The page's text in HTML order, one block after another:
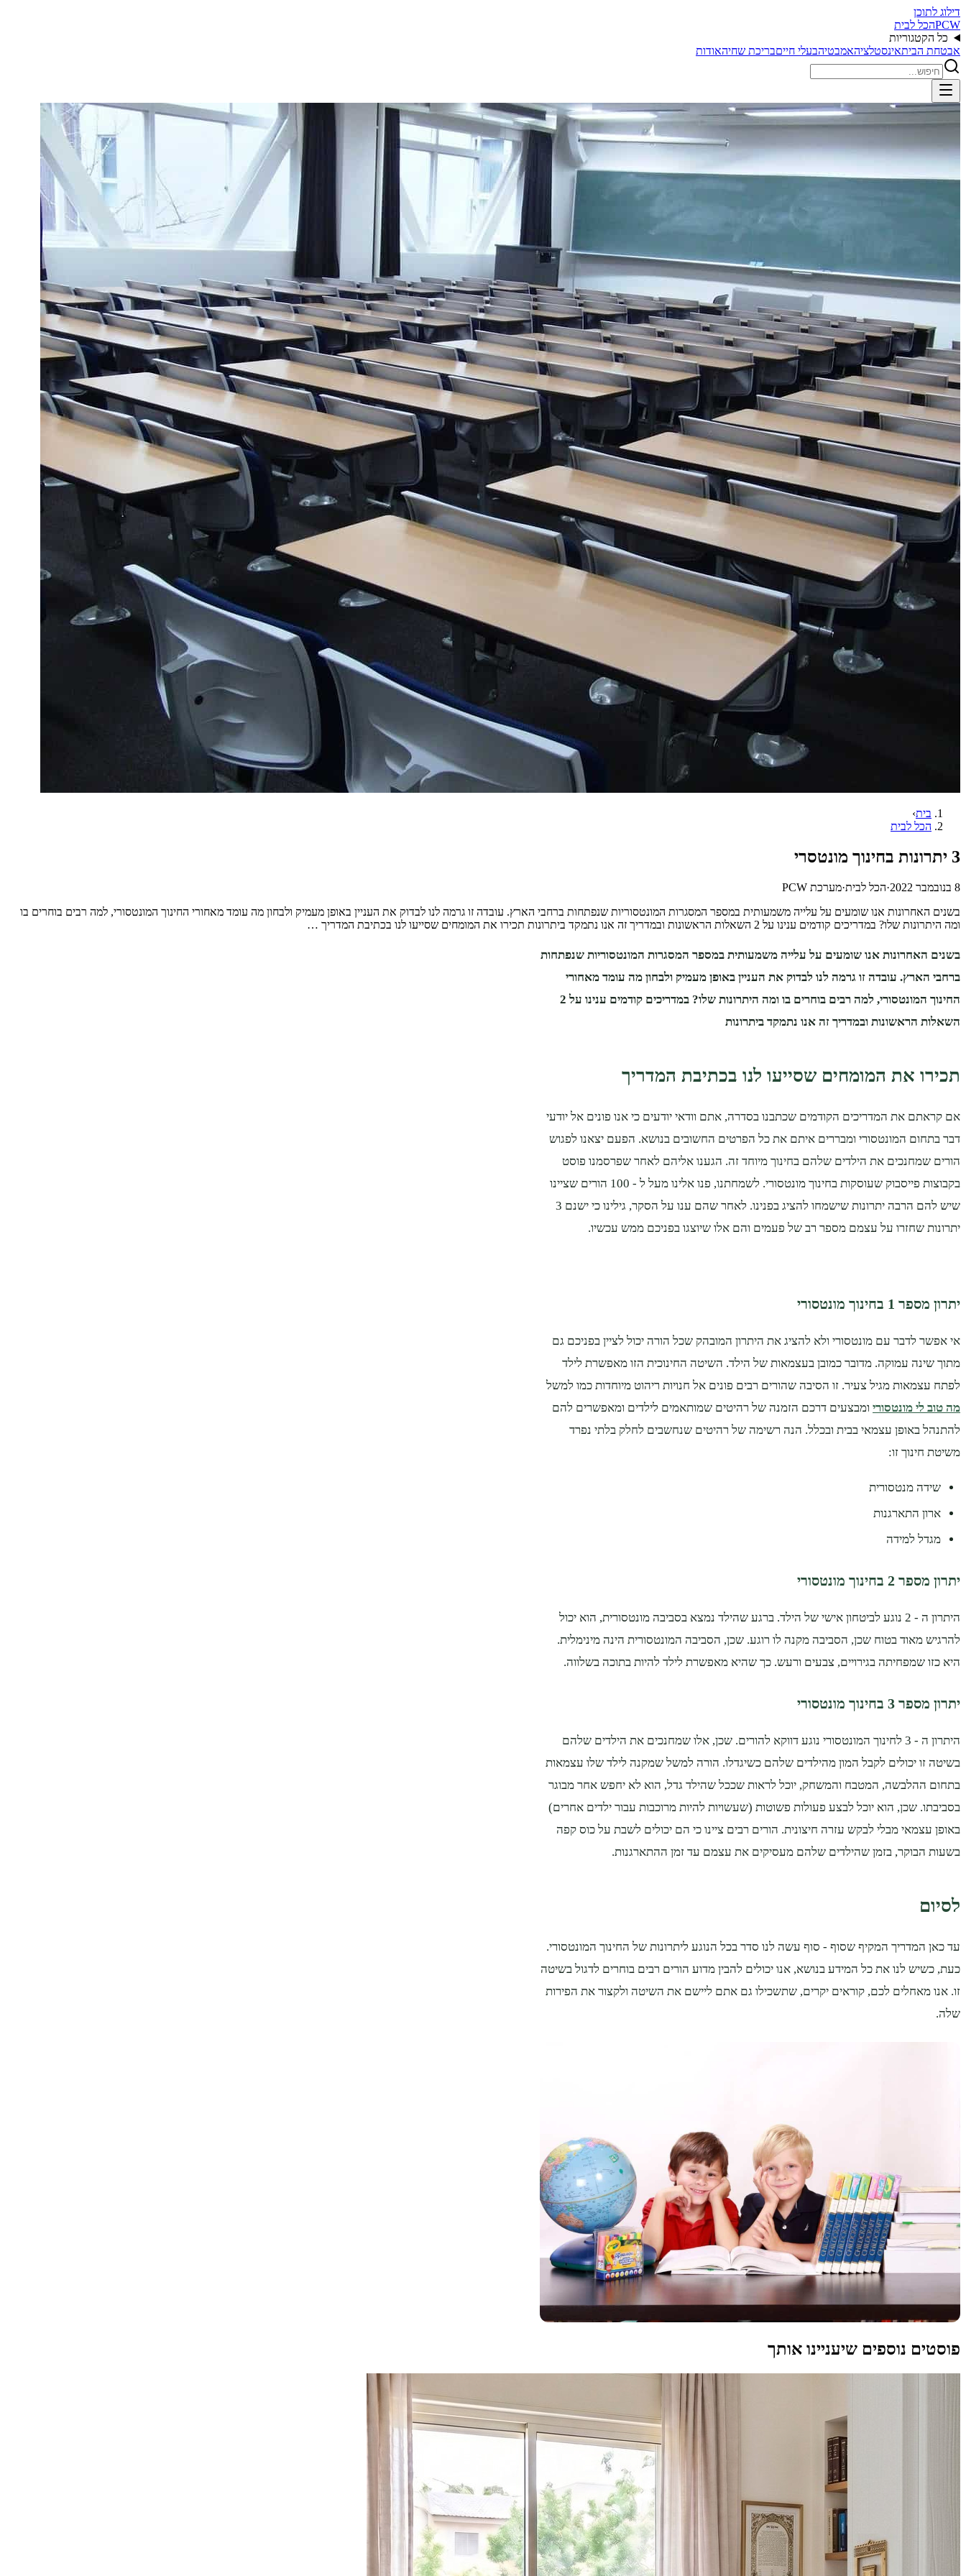
דילוג לתוכן
PCWהכל לבית
כל הקטגוריות
אבטחת הביתאינסטלציהאמבטיהבעלי חייםבריכת שחיהאודות
בית›
הכל לבית
3 יתרונות בחינוך מונטסרי
8 בנובמבר 2022 ·הכל לבית·מערכת PCW
בשנים האחרונות אנו שומעים על עלייה משמעותית במספר המסגרות המונטסוריות שנפתחות ברחבי הארץ. עובדה זו גרמה לנו לבדוק את העניין באופן מעמיק ולבחון מה עומד מאחורי החינוך המונטסורי, למה רבים בוחרים בו
ומה היתרונות שלו? במדריכים קודמים ענינו על 2 השאלות הראשונות ובמדריך זה אנו נתמקד ביתרונות תכירו את המומחים שסייעו לנו בכתיבת המדריך …
בשנים האחרונות אנו שומעים על עלייה משמעותית במספר המסגרות המונטסוריות שנפתחות
ברחבי הארץ. עובדה זו גרמה לנו לבדוק את העניין באופן מעמיק ולבחון מה עומד מאחורי
החינוך המונטסורי, למה רבים בוחרים בו ומה היתרונות שלו? במדריכים קודמים ענינו על 2
השאלות הראשונות ובמדריך זה אנו נתמקד ביתרונות
תכירו את המומחים שסייעו לנו בכתיבת המדריך
אם קראתם את המדריכים הקודמים שכתבנו בסדרה, אתם וודאי יודעים כי אנו פונים אל יודעי
דבר בתחום המונטסורי ומבררים איתם את כל הפרטים החשובים בנושא. הפעם יצאנו לפגוש
הורים שמחנכים את הילדים שלהם בחינוך מיוחד זה. הגענו אליהם לאחר שפרסמנו פוסט
בקבוצות פייסבוק שעוסקות בחינוך מונטסורי. לשמחתנו, פנו אלינו מעל ל - 100 הורים שציינו
שיש להם הרבה יתרונות שישמחו להציג בפנינו. לאחר שהם ענו על הסקר, גילינו כי ישנם 3
יתרונות שחזרו על עצמם מספר רב של פעמים והם אלו שיוצגו בפניכם ממש עכשיו.
יתרון מספר 1 בחינוך מונטסורי
אי אפשר לדבר עם מונטסורי ולא להציג את היתרון המובהק שכל הורה יכול לציין בפניכם גם
מתוך שינה עמוקה. מדובר כמובן בעצמאות של הילד. השיטה החינוכית הזו מאפשרת לילד
לפתח עצמאות מגיל צעיר. זו הסיבה שהורים רבים פונים אל חנויות ריהוט מיוחדות כמו למשל
מה טוב לי מונטסורי ומבצעים דרכם הזמנה של רהיטים שמותאמים לילדים ומאפשרים להם
להתנהל באופן עצמאי בבית ובכלל. הנה רשימה של רהיטים שנחשבים לחלק בלתי נפרד
משיטת חינוך זו:
שידה מנטסורית
ארון התארגנות
מגדל למידה
יתרון מספר 2 בחינוך מונטסורי
היתרון ה - 2 נוגע לביטחון אישי של הילד. ברגע שהילד נמצא בסביבה מונטסורית, הוא יכול
להרגיש מאוד בטוח שכן, הסביבה מקנה לו רוגע. שכן, הסביבה המונטסורית הינה מינימלית.
היא כזו שמפחיתה בגירויים, צבעים ורעש. כך שהיא מאפשרת לילד להיות בתוכה בשלווה.
יתרון מספר 3 בחינוך מונטסורי
היתרון ה - 3 לחינוך המונטסורי נוגע דווקא להורים. שכן, אלו שמחנכים את הילדים שלהם
בשיטה זו יכולים לקבל המון מהילדים שלהם כשיגדלו. הורה למשל שמקנה לילד שלו עצמאות
בתחום ההלבשה, המטבח והמשחק, יוכל לראות שככל שהילד גדל, הוא לא יחפש אחר מבוגר
בסביבתו. שכן, הוא יוכל לבצע פעולות פשוטות (שעשויות להיות מרוכבות עבור ילדים אחרים)
באופן עצמאי מבלי לבקש עזרה חיצונית. הורים רבים ציינו כי הם יכולים לשבת על כוס קפה
בשעות הבוקר, בזמן שהילדים שלהם מעסיקים את עצמם עד זמן ההתארגנות.
לסיום
עד כאן המדריך המקיף שסוף - סוף עשה לנו סדר בכל הנוגע ליתרונות של החינוך המונטסורי.
כעת, כשיש לנו את כל המידע בנושא, אנו יכולים להבין מדוע הורים רבים בוחרים לדגול בשיטה
זו. אנו מאחלים לכם, קוראים יקרים, שתשכילו גם אתם ליישם את השיטה ולקצור את הפירות
שלה.
פוסטים נוספים שיעניינו אותך